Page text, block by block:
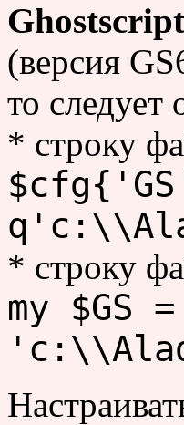
(версия
то следует
* строку
* строку
my $GS =